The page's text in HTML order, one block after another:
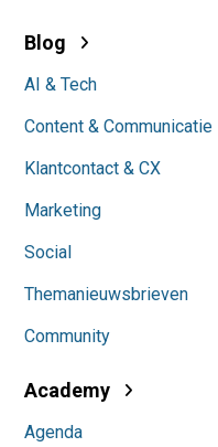
Blog
AI & Tech
Content & Communicatie
Klantcontact & CX
Marketing
Social
Themanieuwsbrieven
Community
Academy
Agenda